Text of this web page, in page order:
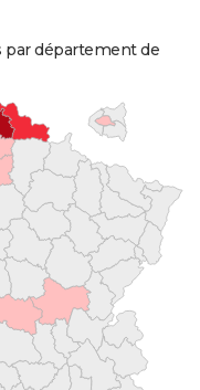
par département de